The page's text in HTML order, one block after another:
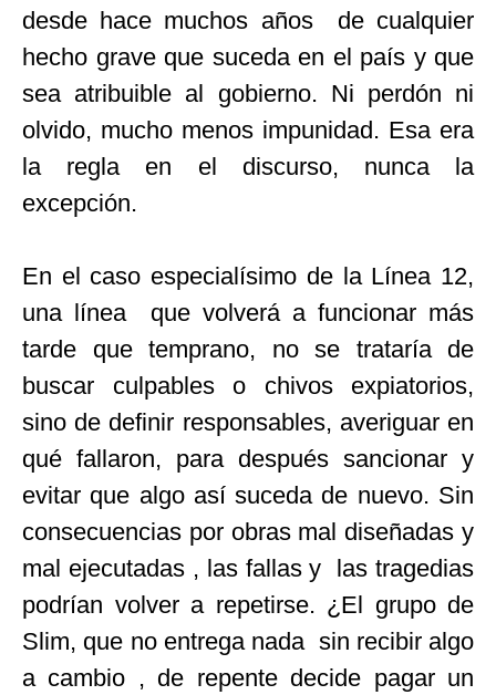
desde hace muchos años de cualquier
hecho grave que suceda en el país y que
sea atribuible al gobierno. Ni perdón ni
olvido, mucho menos impunidad. Esa era
la regla en el discurso, nunca la
excepción.
En el caso especialísimo de la Línea 12,
una línea que volverá a funcionar más
tarde que temprano, no se trataría de
buscar culpables o chivos expiatorios,
sino de definir responsables, averiguar en
qué fallaron, para después sancionar y
evitar que algo así suceda de nuevo. Sin
consecuencias por obras mal diseñadas y
mal ejecutadas , las fallas y las tragedias
podrían volver a repetirse. ¿El grupo de
Slim, que no entrega nada sin recibir algo
a cambio , de repente decide pagar un